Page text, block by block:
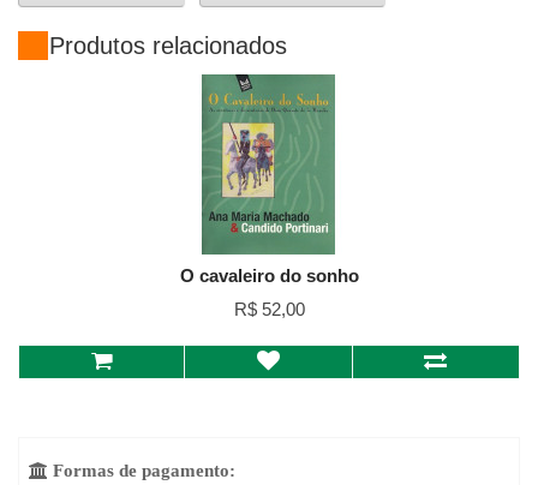
Produtos relacionados
O cavaleiro do sonho
R$ 52,00
 Formas de pagamento: